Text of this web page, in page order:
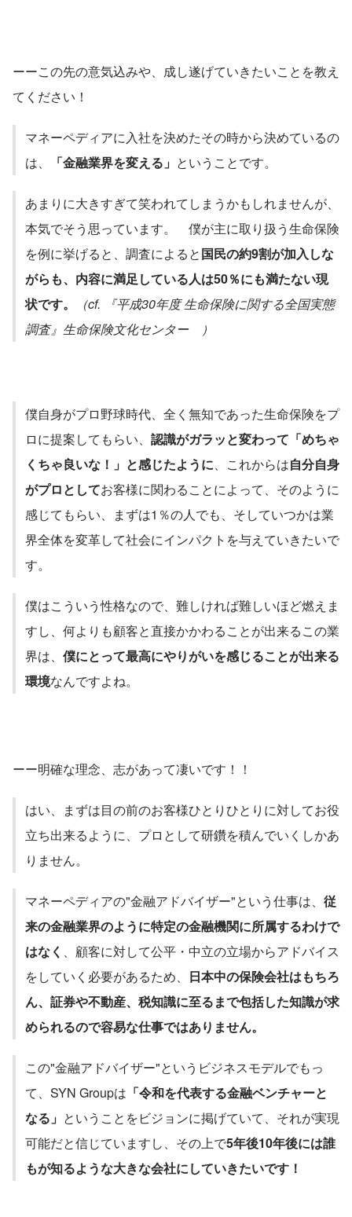
ーーこの先の意気込みや、成し遂げていきたいことを教え
てください！
マネーペディアに入社を決めたその時から決めているの
は、
「金融業界を変える」 ということです。
あまりに大きすぎて笑われてしまうかもしれませんが、
本気でそう思っています。　僕が主に取り扱う生命保険
を例に挙げると、調査によると国民の約9割が加入しな
がらも、内容に満足している人は50％にも満たない現
状です。
（cf. 『平成30年度 生命保険に関する全国実態
調査』生命保険文化センター　）
僕自身がプロ野球時代、全く無知であった生命保険をプ
ロに提案してもらい、 認識がガラッと変わって「めちゃ
くちゃ良いな！」と感じたように、これからは自分自身
がプロとしてお客様に関わることによって、そのように
感じてもらい、まずは1％の人でも、そしていつかは業
界全体を変革して社会にインパクトを与えていきたいで
す。
僕はこういう性格なので、難しければ難しいほど燃えま
すし、何よりも顧客と直接かかわることが出来るこの業
界は、 僕にとって最高にやりがいを感じることが出来る
環境なんですよね。
ーー明確な理念、志があって凄いです！！
はい、まずは目の前のお客様ひとりひとりに対してお役
立ち出来るように、プロとして研鑽を積んでいくしかあ
りません。
マネーペディアの"金融アドバイザー"という仕事は、 従
来の金融業界のように特定の金融機関に所属するわけで
はなく 、顧客に対して公平・中立の立場からアドバイス
をしていく必要があるため、 日本中の保険会社はもちろ
ん、証券や不動産、税知識に至るまで包括した知識が求
められるので容易な仕事ではありません。
この"金融アドバイザー"というビジネスモデルでもっ
て、SYN Groupは 「令和を代表する金融ベンチャーと
なる」 ということをビジョンに掲げていて、それが実現
可能だと信じていますし、その上で5年後10年後には誰
もが知るような大きな会社にしていきたいです！